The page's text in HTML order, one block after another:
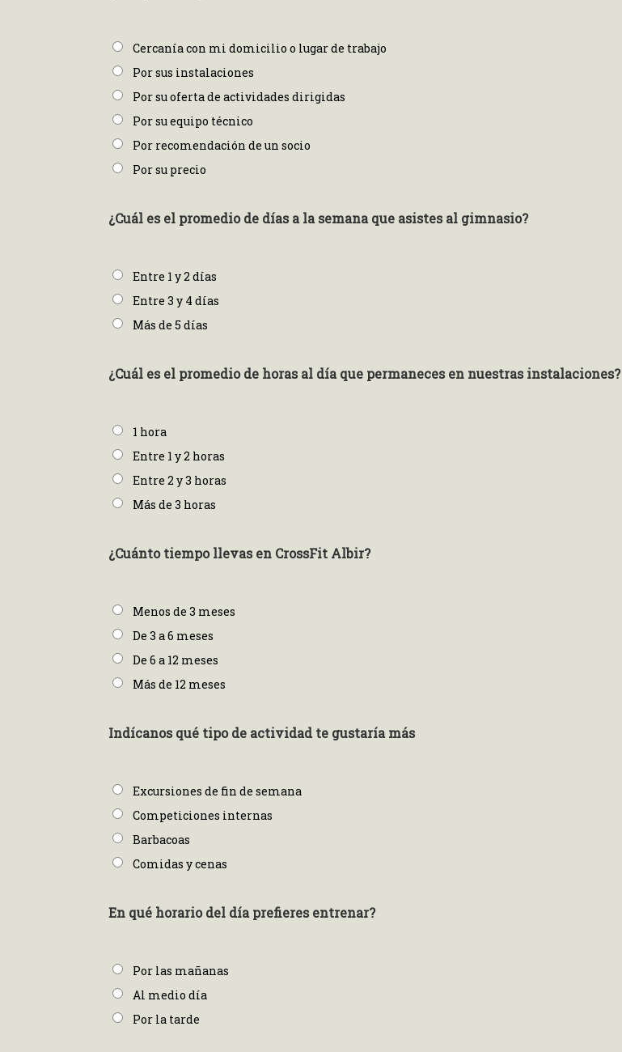
Cercanía con mi domicilio o lugar de trabajo
Por sus instalaciones
Por su oferta de actividades dirigidas
Por su equipo técnico
Por recomendación de un socio
Por su precio
¿Cuál es el promedio de días a la semana que asistes al gimnasio?
Entre 1 y 2 días
Entre 3 y 4 días
Más de 5 días
¿Cuál es el promedio de horas al día que permaneces en nuestras instalaciones?
1 hora
Entre 1 y 2 horas
Entre 2 y 3 horas
Más de 3 horas
¿Cuánto tiempo llevas en CrossFit Albir?
Menos de 3 meses
De 3 a 6 meses
De 6 a 12 meses
Más de 12 meses
Indícanos qué tipo de actividad te gustaría más
Excursiones de fin de semana
Competiciones internas
Barbacoas
Comidas y cenas
En qué horario del día prefieres entrenar?
Por las mañanas
Al medio día
Por la tarde